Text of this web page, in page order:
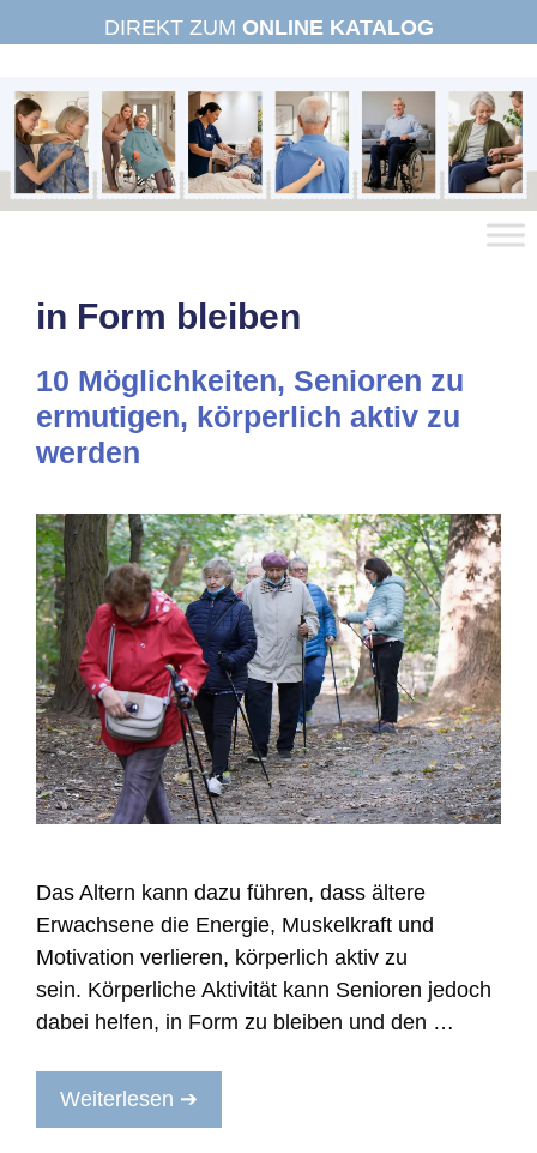
Inhalt
DIREKT ZUM ONLINE KATALOG
in Form bleiben
10 Möglichkeiten, Senioren zu
ermutigen, körperlich aktiv zu
werden
Das Altern kann dazu führen, dass ältere
Erwachsene die Energie, Muskelkraft und
Motivation verlieren, körperlich aktiv zu
sein. Körperliche Aktivität kann Senioren jedoch
dabei helfen, in Form zu bleiben und den …
Weiterlesen ➔